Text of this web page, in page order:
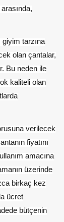
giyim tarzına
olan çantalar,
Bu neden ile
kaliteli olan
verilecek
fiyatını
amacına
üzerinde
birkaç kez
ücret
bütçenin